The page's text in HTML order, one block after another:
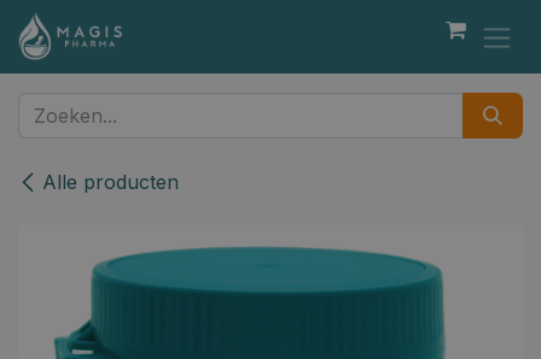
Overslaan naar inhoud
Alle producten